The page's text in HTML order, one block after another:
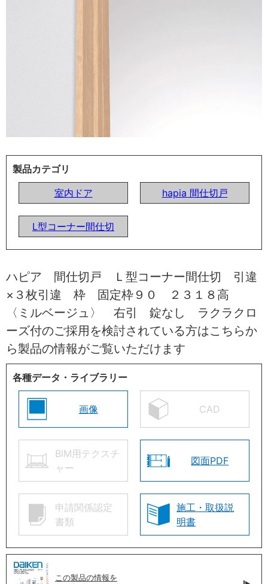
製品カテゴリ
室内ドア
hapia 間仕切戸
L型コーナー間仕切
ハピア 間仕切戸 Ｌ型コーナー間仕切 引違
×３枚引違 枠 固定枠９０ ２３１８高
〈ミルベージュ〉 右引 錠なし ラクラクロ
ーズ付のご採用を検討されている方はこちらか
ら製品の情報がご覧いただけます
各種データ・ライブラリー
画像 CAD
BIM用テクスチ
ャー
図面PDF
申請関係認定
書類
施工・取扱説
明書
この製品の情報を